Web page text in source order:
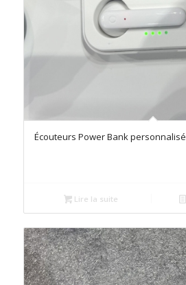
Écouteurs Power Bank personnalisé
Lire la suite